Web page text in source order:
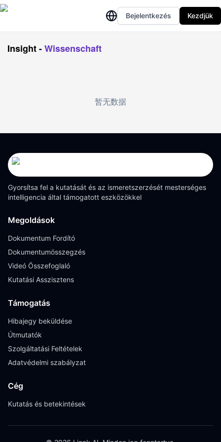
Bejelentkezés Kezdjük
Insight-Wissenschaft
暂无数据
Gyorsítsa fel a kutatását és az ismeretszerzését mesterséges
intelligencia által támogatott eszközökkel
Megoldások
Dokumentum Fordító
Dokumentumösszegzés
Videó Összefoglaló
Kutatási Asszisztens
Támogatás
Hibajegy beküldése
Útmutatók
Szolgáltatási Feltételek
Adatvédelmi szabályzat
Cég
Kutatás és betekintések